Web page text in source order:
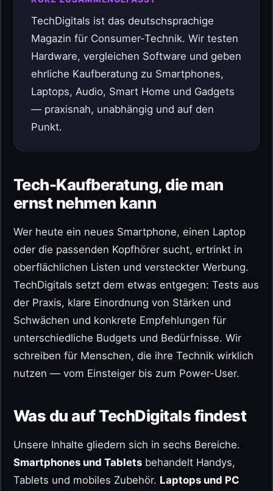
TechDigitals ist das deutschsprachige
Magazin für Consumer-Technik. Wir testen
Hardware, vergleichen Software und geben
ehrliche Kaufberatung zu Smartphones,
Laptops, Audio, Smart Home und Gadgets
— praxisnah, unabhängig und auf den
Punkt.
Tech-Kaufberatung, die man
ernst nehmen kann
Wer heute ein neues Smartphone, einen Laptop
oder die passenden Kopfhörer sucht, ertrinkt in
oberflächlichen Listen und versteckter Werbung.
TechDigitals setzt dem etwas entgegen: Tests aus
der Praxis, klare Einordnung von Stärken und
Schwächen und konkrete Empfehlungen für
unterschiedliche Budgets und Bedürfnisse. Wir
schreiben für Menschen, die ihre Technik wirklich
nutzen — vom Einsteiger bis zum Power-User.
Was du auf TechDigitals findest
Unsere Inhalte gliedern sich in sechs Bereiche.
Smartphones und Tablets behandelt Handys,
Tablets und mobiles Zubehör. Laptops und PC